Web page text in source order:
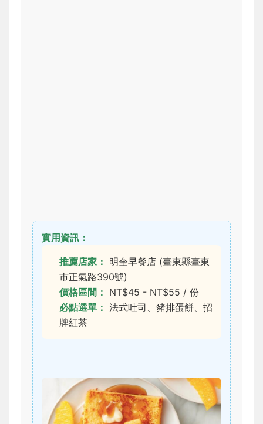
實用資訊：
推薦店家： 明奎早餐店 (臺東縣臺東
市正氣路390號)
價格區間： NT$45 - NT$55 / 份
必點選單： 法式吐司、豬排蛋餅、招
牌紅茶